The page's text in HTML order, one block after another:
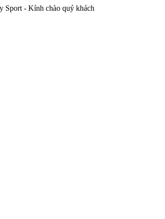
- Kính chào quý khách